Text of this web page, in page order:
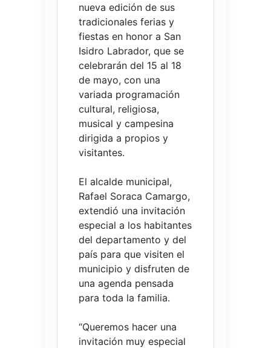
nueva edición de sus
tradicionales ferias y
fiestas en honor a San
Isidro Labrador, que se
celebrarán del 15 al 18
de mayo, con una
variada programación
cultural, religiosa,
musical y campesina
dirigida a propios y
visitantes.
El alcalde municipal,
Rafael Soraca Camargo,
extendió una invitación
especial a los habitantes
del departamento y del
país para que visiten el
municipio y disfruten de
una agenda pensada
para toda la familia.
“Queremos hacer una
invitación muy especial